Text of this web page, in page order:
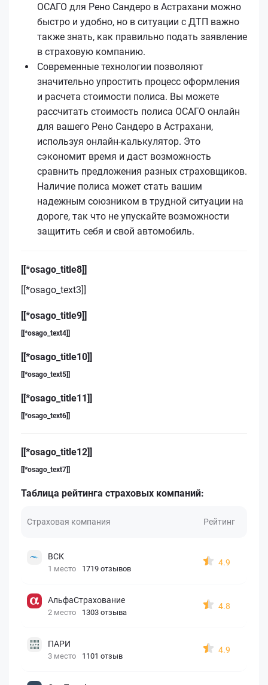
ОСАГО для Рено Сандеро в Астрахани можно
быстро и удобно, но в ситуации с ДТП важно
также знать, как правильно подать заявление
в страховую компанию.
Современные технологии позволяют
значительно упростить процесс оформления
и расчета стоимости полиса. Вы можете
рассчитать стоимость полиса ОСАГО онлайн
для вашего Рено Сандеро в Астрахани,
используя онлайн-калькулятор. Это
сэкономит время и даст возможность
сравнить предложения разных страховщиков.
Наличие полиса может стать вашим
надежным союзником в трудной ситуации на
дороге, так что не упускайте возможности
защитить себя и свой автомобиль.
[[*osago_title8]]
[[*osago_text3]]
[[*osago_title9]]
[[*osago_text4]]
[[*osago_title10]]
[[*osago_text5]]
[[*osago_title11]]
[[*osago_text6]]
[[*osago_title12]]
[[*osago_text7]]
Таблица рейтинга страховых компаний:
Страховая компания Рейтинг
ВСК
1 место 1719 отзывов
4.9
АльфаСтрахование
2 место 1303 отзыва
4.8
ПАРИ
3 место 1101 отзыв
4.9